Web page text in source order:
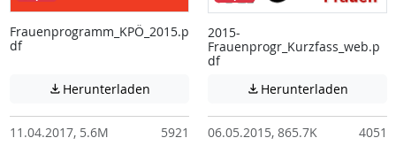
Frauenprogramm_KPÖ_2015.p
df
 Herunterladen Achtung: Diese Datei enthält unter
11.04.2017, 5.6M 5921
2015-
Frauenprogr_Kurzfass_web.p
df
 Herunterladen
06.05.2015, 865.7K 4051